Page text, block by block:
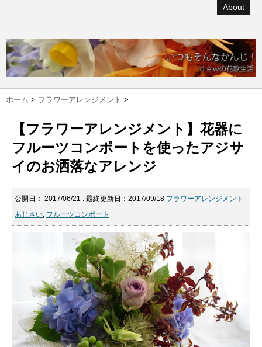
About
ホーム > フラワーアレンジメント >
【フラワーアレンジメント】花器に
フルーツコンポートを使ったアジサ
イのお洒落なアレンジ
公開日： 2017/06/21 : 最終更新日：2017/09/18 フラワーアレンジメント
あじさい, フルーツコンポート